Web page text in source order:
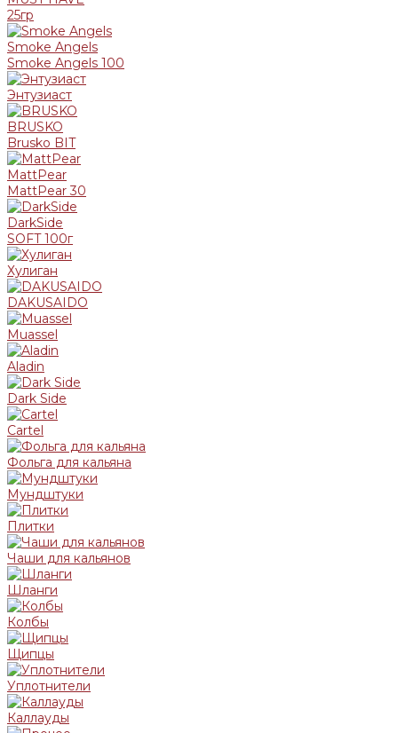
25гр
Smoke Angels
Smoke Angels 100
Энтузиаст
BRUSKO
Brusko BIT
MattPear
MattPear 30
DarkSide
SOFT 100г
Хулиган
DAKUSAIDO
Muassel
Aladin
Dark Side
Cartel
Фольга для кальяна
Мундштуки
Плитки
Чаши для кальянов
Шланги
Колбы
Щипцы
Уплотнители
Каллауды